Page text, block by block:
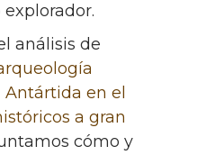
análisis de
en el
a gran
cómo y